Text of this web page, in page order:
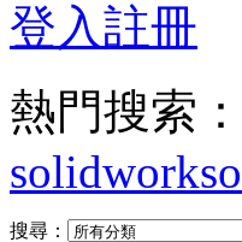
登入註冊
熱門搜索：
solidworks
搜尋：